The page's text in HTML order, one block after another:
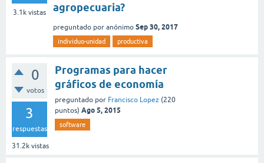
3.1k vistas
agropecuaria?
preguntado por anónimo Sep 30, 2017
individuo-unidad productiva
0
votos
3
respuestas
31.2k vistas
Programas para hacer
gráficos de economía
preguntado por Francisco Lopez (220
puntos) Ago 5, 2015
software